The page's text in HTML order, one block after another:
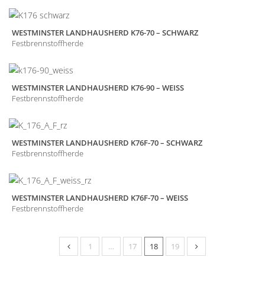
WESTMINSTER LANDHAUSHERD K76-70 – SCHWARZ
Festbrennstoffherde
WESTMINSTER LANDHAUSHERD K76-90 – WEISS
Festbrennstoffherde
WESTMINSTER LANDHAUSHERD K76F-70 – SCHWARZ
Festbrennstoffherde
WESTMINSTER LANDHAUSHERD K76F-70 – WEISS
Festbrennstoffherde
1 … 17 18 19